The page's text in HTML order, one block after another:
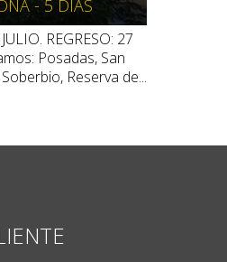
- 5 DIAS
REGRESO: 27
Posadas, San
Reserva de...